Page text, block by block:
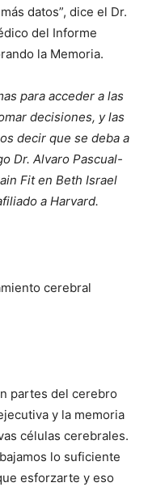
datos”, dice el Dr.
del Informe
la Memoria.
para acceder a las
decisiones, y las
decir que se deba a
Dr. Alvaro Pascual-
Fit en Beth Israel
a Harvard.
cerebral
partes del cerebro
y la memoria
células cerebrales.
lo suficiente
esforzarte y eso